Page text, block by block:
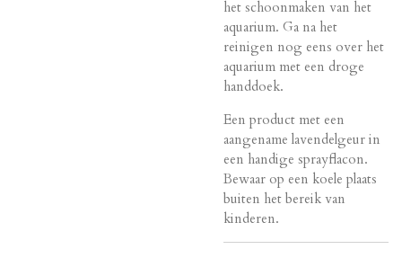
het schoonmaken van het
aquarium. Ga na het
reinigen nog eens over het
aquarium met een droge
handdoek.
Een product met een
aangename lavendelgeur in
een handige sprayflacon.
Bewaar op een koele plaats
buiten het bereik van
kinderen.